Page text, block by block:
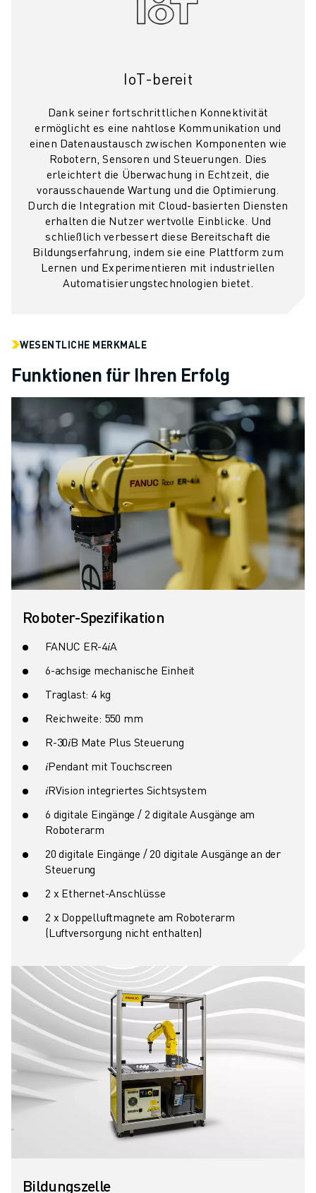
JETZT BEWERBEN » KARRIEREPORTAL
KONTAKT
STANDORTE
IMPRESSUM
IoT-bereit
Dank seiner fortschrittlichen Konnektivität
ermöglicht es eine nahtlose Kommunikation und
einen Datenaustausch zwischen Komponenten wie
Robotern, Sensoren und Steuerungen. Dies
erleichtert die Überwachung in Echtzeit, die
vorausschauende Wartung und die Optimierung.
Durch die Integration mit Cloud-basierten Diensten
erhalten die Nutzer wertvolle Einblicke. Und
schließlich verbessert diese Bereitschaft die
Bildungserfahrung, indem sie eine Plattform zum
Lernen und Experimentieren mit industriellen
Automatisierungstechnologien bietet.
WESENTLICHE MERKMALE
Funktionen für Ihren Erfolg
Roboter-Spezifikation
FANUC ER-4𝑖A
6-achsige mechanische Einheit
Traglast: 4 kg
Reichweite: 550 mm
R-30𝑖B Mate Plus Steuerung
𝑖Pendant mit Touchscreen
𝑖RVision integriertes Sichtsystem
6 digitale Eingänge / 2 digitale Ausgänge am
Roboterarm
20 digitale Eingänge / 20 digitale Ausgänge an der
Steuerung
2 x Ethernet-Anschlüsse
2 x Doppelluftmagnete am Roboterarm
(Luftversorgung nicht enthalten)
Bildungszelle